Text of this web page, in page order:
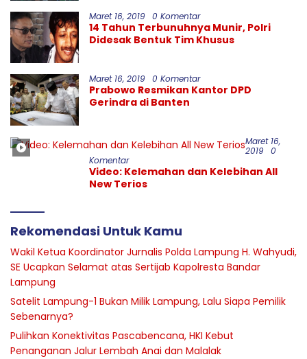
Maret 16, 2019 0 Komentar
14 Tahun Terbunuhnya Munir, Polri
Didesak Bentuk Tim Khusus
Maret 16, 2019 0 Komentar
Prabowo Resmikan Kantor DPD
Gerindra di Banten
Maret 16,
2019
0
Komentar
Video: Kelemahan dan Kelebihan All
New Terios
Rekomendasi Untuk Kamu
Wakil Ketua Koordinator Jurnalis Polda Lampung H. Wahyudi,
SE Ucapkan Selamat atas Sertijab Kapolresta Bandar
Lampung
Satelit Lampung-1 Bukan Milik Lampung, Lalu Siapa Pemilik
Sebenarnya?
Pulihkan Konektivitas Pascabencana, HKI Kebut
Penanganan Jalur Lembah Anai dan Malalak